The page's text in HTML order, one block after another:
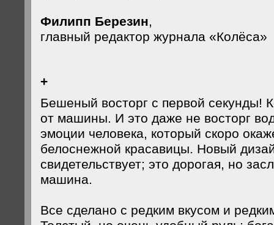
Филипп Березин,
главный редактор журнала «Колёса»
+
Бешеный восторг с первой секунды!
от машины. И это даже не восторг
эмоции человека, который скоро
белоснежной красавицы. Новый
свидетельствует; это дорогая, но
машина.
Все сделано с редким вкусом и